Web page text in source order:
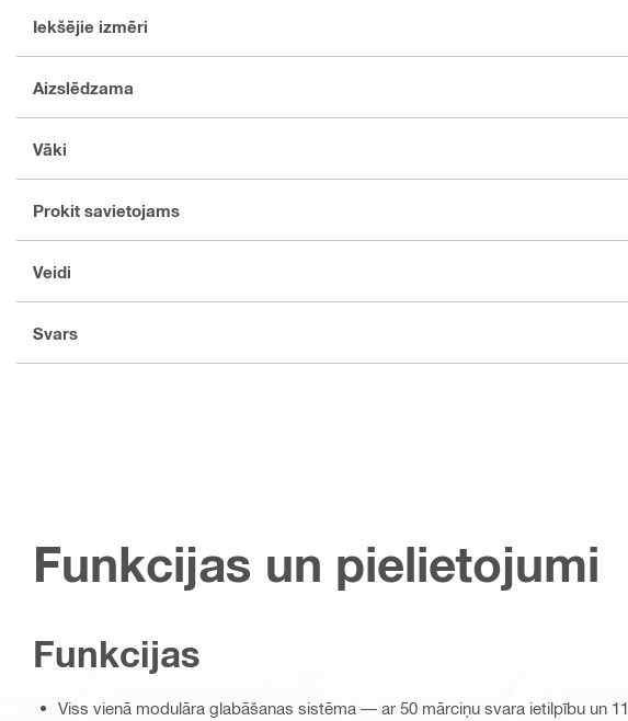
Iekšējie izmēri
Aizslēdzama
Vāki
Prokit savietojams
Veidi
Svars
Funkcijas un pielietojumi
Funkcijas
Viss vienā modulāra glabāšanas sistēma — ar 50 mārciņu svara ietilpību un 11